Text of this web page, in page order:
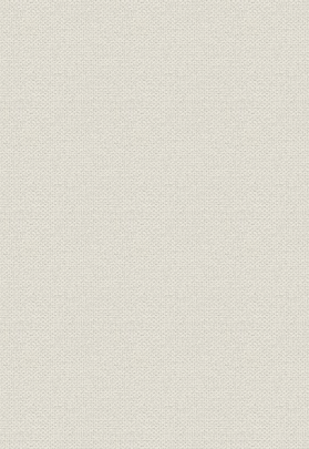
主要財務比率 1956.10月
連結業績の推移
従業員・福利厚生・安全 従業員
数・平均年齢・平均勤続年数の
推移
1956(昭
年度
事業所別人員推移
1956(昭
年度
賃金改定の推移
1965(昭和
年度
期末手当支給額の推移
1965(昭和
年度
所定労働時間推移
1967(昭和
年度